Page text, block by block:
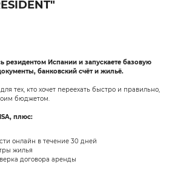
резидентом Испании и запускаете базовую
банковский счёт и жильё.
тех, кто хочет переехать быстро и правильно,
бюджетом.
плюс:
онлайн в течение 30 дней
жилья
договора аренды